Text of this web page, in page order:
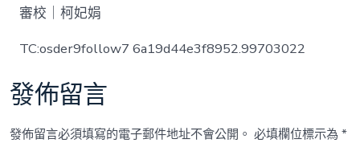
審校｜柯妃娟
TC:osder9follow7 6a19d44e3f8952.99703022
發佈留言
發佈留言必須填寫的電子郵件地址不會公開。 必填欄位標示為*